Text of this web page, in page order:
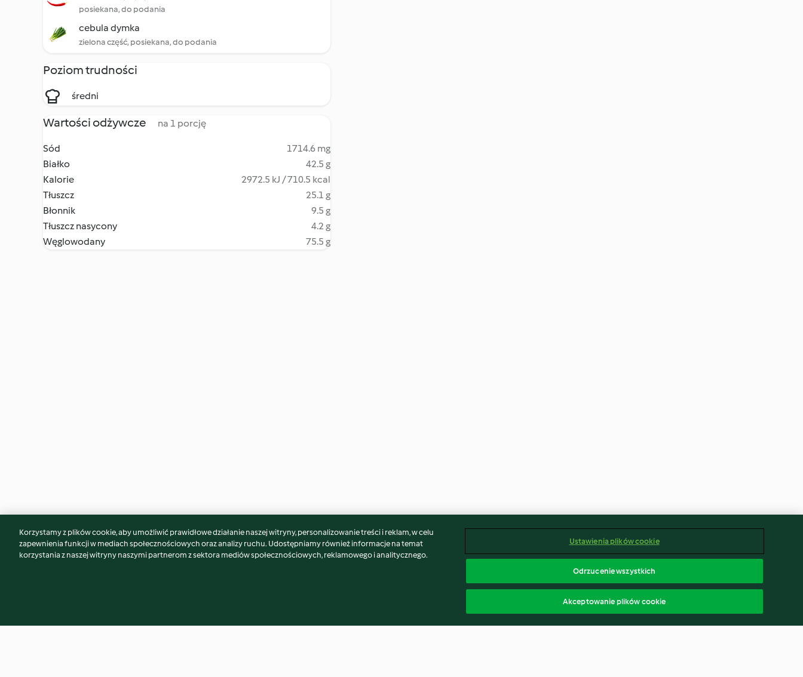
posiekana, do podania
cebula dymka
zielona część, posiekana, do podania
Poziom trudności
średni
Wartości odżywcze na 1 porcję
Sód
1714.6 mg
Białko
42.5 g
Kalorie
2972.5 kJ / 710.5 kcal
Tłuszcz
25.1 g
Błonnik
9.5 g
Tłuszcz nasycony
4.2 g
Węglowodany
75.5 g
Może spodoba Ci się również...
Korzystamy z plików cookie, aby umożliwić prawidłowe działanie naszej witryny, personalizowanie treści i reklam, w celu
zapewnienia funkcji w mediach społecznościowych oraz analizy ruchu. Udostępniamy również informacje na temat
korzystania z naszej witryny naszymi partnerom z sektora mediów społecznościowych, reklamowego i analitycznego.
Ustawienia plików cookie
Odrzucenie wszystkich
Akceptowanie plików cookie